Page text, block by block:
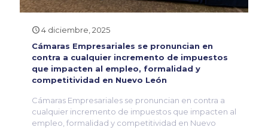
4 diciembre, 2025
Cámaras Empresariales se pronuncian en
contra a cualquier incremento de impuestos
que impacten al empleo, formalidad y
competitividad en Nuevo León
Cámaras Empresariales se pronuncian en contra a
cualquier incremento de impuestos que impacten al
empleo, formalidad y competitividad en Nuevo